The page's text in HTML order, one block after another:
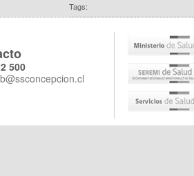
Tags:
500